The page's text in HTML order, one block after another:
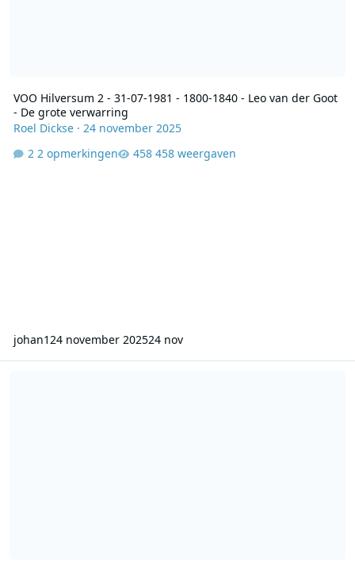
VOO Hilversum 2 - 31-07-1981 - 1800-1840 - Leo van der Goot
- De grote verwarring
Roel Dickse· 24 november 2025
2 opmerkingen
458 weergaven
johan1 24 november 202524 nov